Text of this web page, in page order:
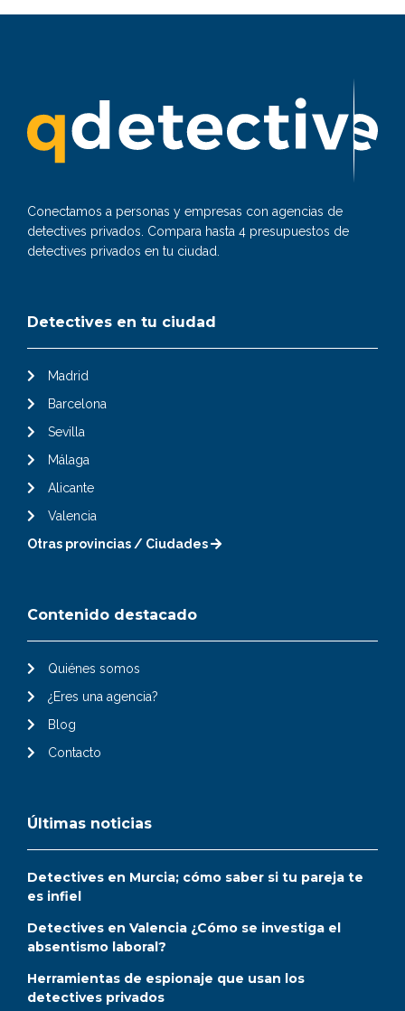
Conectamos a personas y empresas con agencias de
detectives privados. Compara hasta 4 presupuestos de
detectives privados en tu ciudad.
Detectives en tu ciudad
Madrid
Barcelona
Sevilla
Málaga
Alicante
Valencia
Otras provincias / Ciudades
Contenido destacado
Quiénes somos
¿Eres una agencia?
Blog
Contacto
Últimas noticias
Detectives en Murcia; cómo saber si tu pareja te
es infiel
Detectives en Valencia ¿Cómo se investiga el
absentismo laboral?
Herramientas de espionaje que usan los
detectives privados